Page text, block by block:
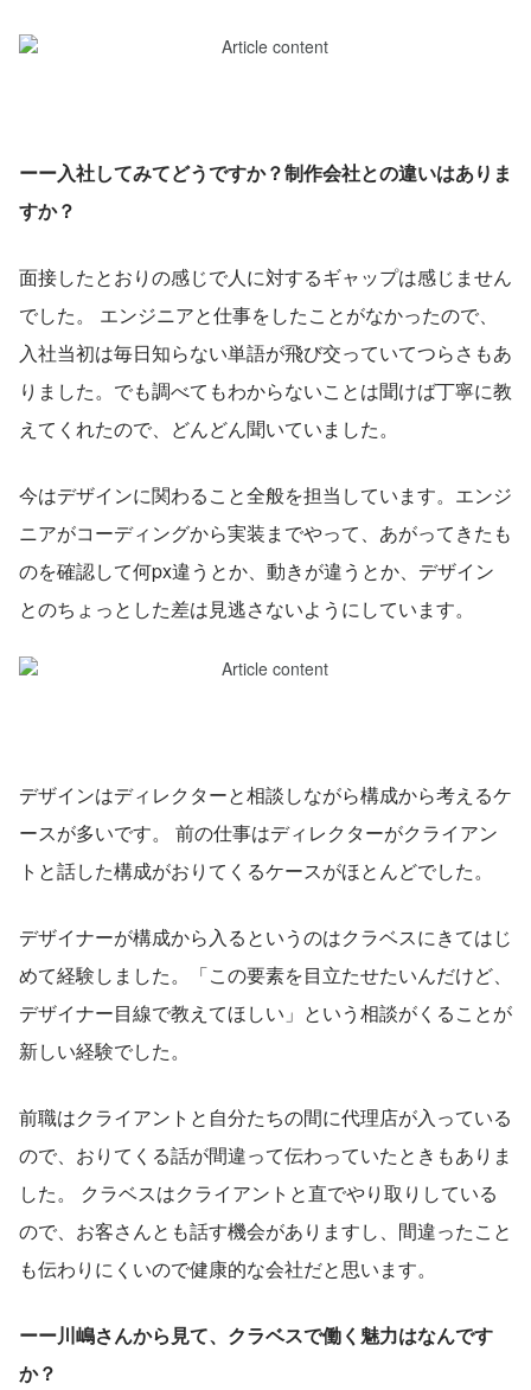
ーー入社してみてどうですか？制作会社との違いはありま
すか？
面接したとおりの感じで人に対するギャップは感じません
でした。 エンジニアと仕事をしたことがなかったので、
入社当初は毎日知らない単語が飛び交っていてつらさもあ
りました。でも調べてもわからないことは聞けば丁寧に教
えてくれたので、どんどん聞いていました。
今はデザインに関わること全般を担当しています。エンジ
ニアがコーディングから実装までやって、あがってきたも
のを確認して何px違うとか、動きが違うとか、デザイン
とのちょっとした差は見逃さないようにしています。
デザインはディレクターと相談しながら構成から考えるケ
ースが多いです。 前の仕事はディレクターがクライアン
トと話した構成がおりてくるケースがほとんどでした。
デザイナーが構成から入るというのはクラベスにきてはじ
めて経験しました。「この要素を目立たせたいんだけど、
デザイナー目線で教えてほしい」という相談がくることが
新しい経験でした。
前職はクライアントと自分たちの間に代理店が入っている
ので、おりてくる話が間違って伝わっていたときもありま
した。 クラベスはクライアントと直でやり取りしている
ので、お客さんとも話す機会がありますし、間違ったこと
も伝わりにくいので健康的な会社だと思います。
ーー川嶋さんから見て、クラベスで働く魅力はなんです
か？